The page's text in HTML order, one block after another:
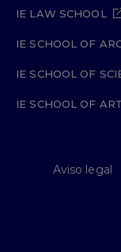
IE LAW SCHOOL
IE SCHOOL OF
IE SCHOOL OF
IE SCHOOL OF
Aviso legal